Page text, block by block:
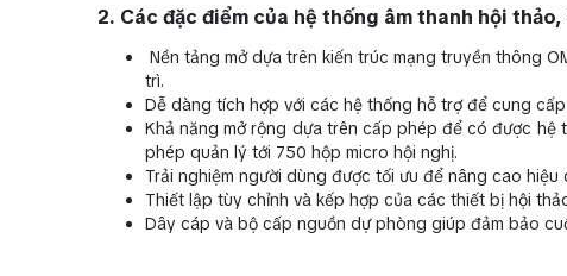
2. Các đặc điểm của hệ thống âm thanh hội
Nền tảng mở dựa trên kiến trúc mạng truyền thông
trì.
Dễ dàng tích hợp với các hệ thống hỗ trợ để cung
Khả năng mở rộng dựa trên cấp phép để có được
phép quản lý tới 750 hộp micro hội nghị.
Trải nghiệm người dùng được tối ưu để nâng cao hiệu
Thiết lập tùy chỉnh và kếp hợp của các thiết bị hội
Dây cáp và bộ cấp nguồn dự phòng giúp đảm bảo